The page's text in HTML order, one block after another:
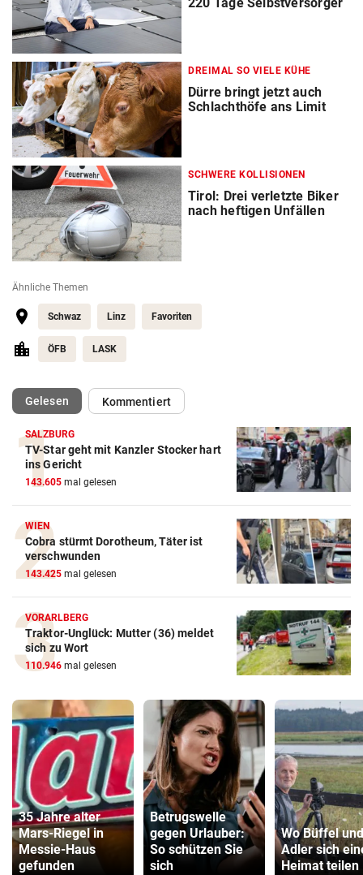
DREIMAL SO VIELE KÜHE
Dürre bringt jetzt auch
Schlachthöfe ans Limit
SCHWERE KOLLISIONEN
Tirol: Drei verletzte Biker
nach heftigen Unfällen
Ähnliche Themen
Schwaz Linz Favoriten
ÖFB LASK
Gelesen(ausgewählt)Kommentiert
SALZBURG
TV-Star geht mit Kanzler Stocker hart
ins Gericht
143.605 mal gelesen
WIEN
Cobra stürmt Dorotheum, Täter ist
verschwunden
143.425 mal gelesen
VORARLBERG
Traktor-Unglück: Mutter (36) meldet
sich zu Wort
110.946 mal gelesen
35 Jahre alter
Mars-Riegel in
Messie-Haus
gefunden
Betrugswelle
gegen Urlauber:
So schützen Sie
sich
Wo Büffel und
Adler sich
Heimat teilen